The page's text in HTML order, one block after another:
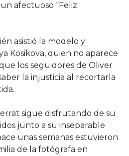
afectuoso “Feliz
asistió la modelo y
Kosikova, quien no aparece
los seguidores de Oliver
la injusticia al recortarla
sigue disfrutando de su
junto a su inseparable
unas semanas estuvieron
de la fotógrafa en